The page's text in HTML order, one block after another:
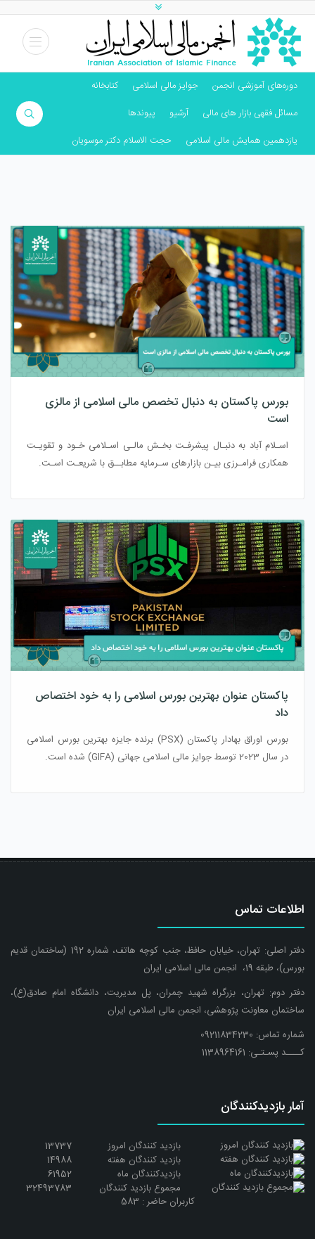
دوره‌های آموزشی انجمن جوایز مالی اسلامی
کتابخانه
مسائل فقهی بازار های مالی
آرشیو
پیوندها
یازدهمین همایش مالی اسلامی
حجت الاسلام دکتر موسویان
بورس پاکستان به دنبال تخصص مالی اسلامی از مالزی
است
اسـلام آباد به دنبـال پیشرفـت بخـش مالـی اسـلامی خـود و تقویـت
همکاری فرامـرزی بیـن بازارهای سـرمایه مطابــق با شریعـت اسـت.
پاکستان عنوان بهترین بورس اسلامی را به خود اختصاص
داد
بورس اوراق بهادار پاکستان (PSX) برنده جایزه بهترین بورس اسلامی
در سال 2023 توسط جوایز مالی اسلامی جهانی (GIFA) شده است.
اطلاعات تماس
دفتر اصلی:
تهران، خیابان حافظ، جنب کوچه هاتف، شماره 192 (ساختمان قدیم
بورس)، طبقه 19، انجمن مالی اسلامی ایران
دفتر دوم: تهران، بزرگراه شهید چمران، پل مدیریت، دانشگاه امام صادق(ع)،
ساختمان معاونت پژوهشی، انجمن مالی اسلامی ایران
شماره تماس: 09211834230
کــــد پسـتـی: 1138964161
آمار بازدیدکنندگان
بازدید کنندگان امروز
13737
بازدید کنندگان هفته
14988
بازدیدکنندگان ماه
61952
مجموع بازدید کنندگان
32493783
کاربران حاضر : 583